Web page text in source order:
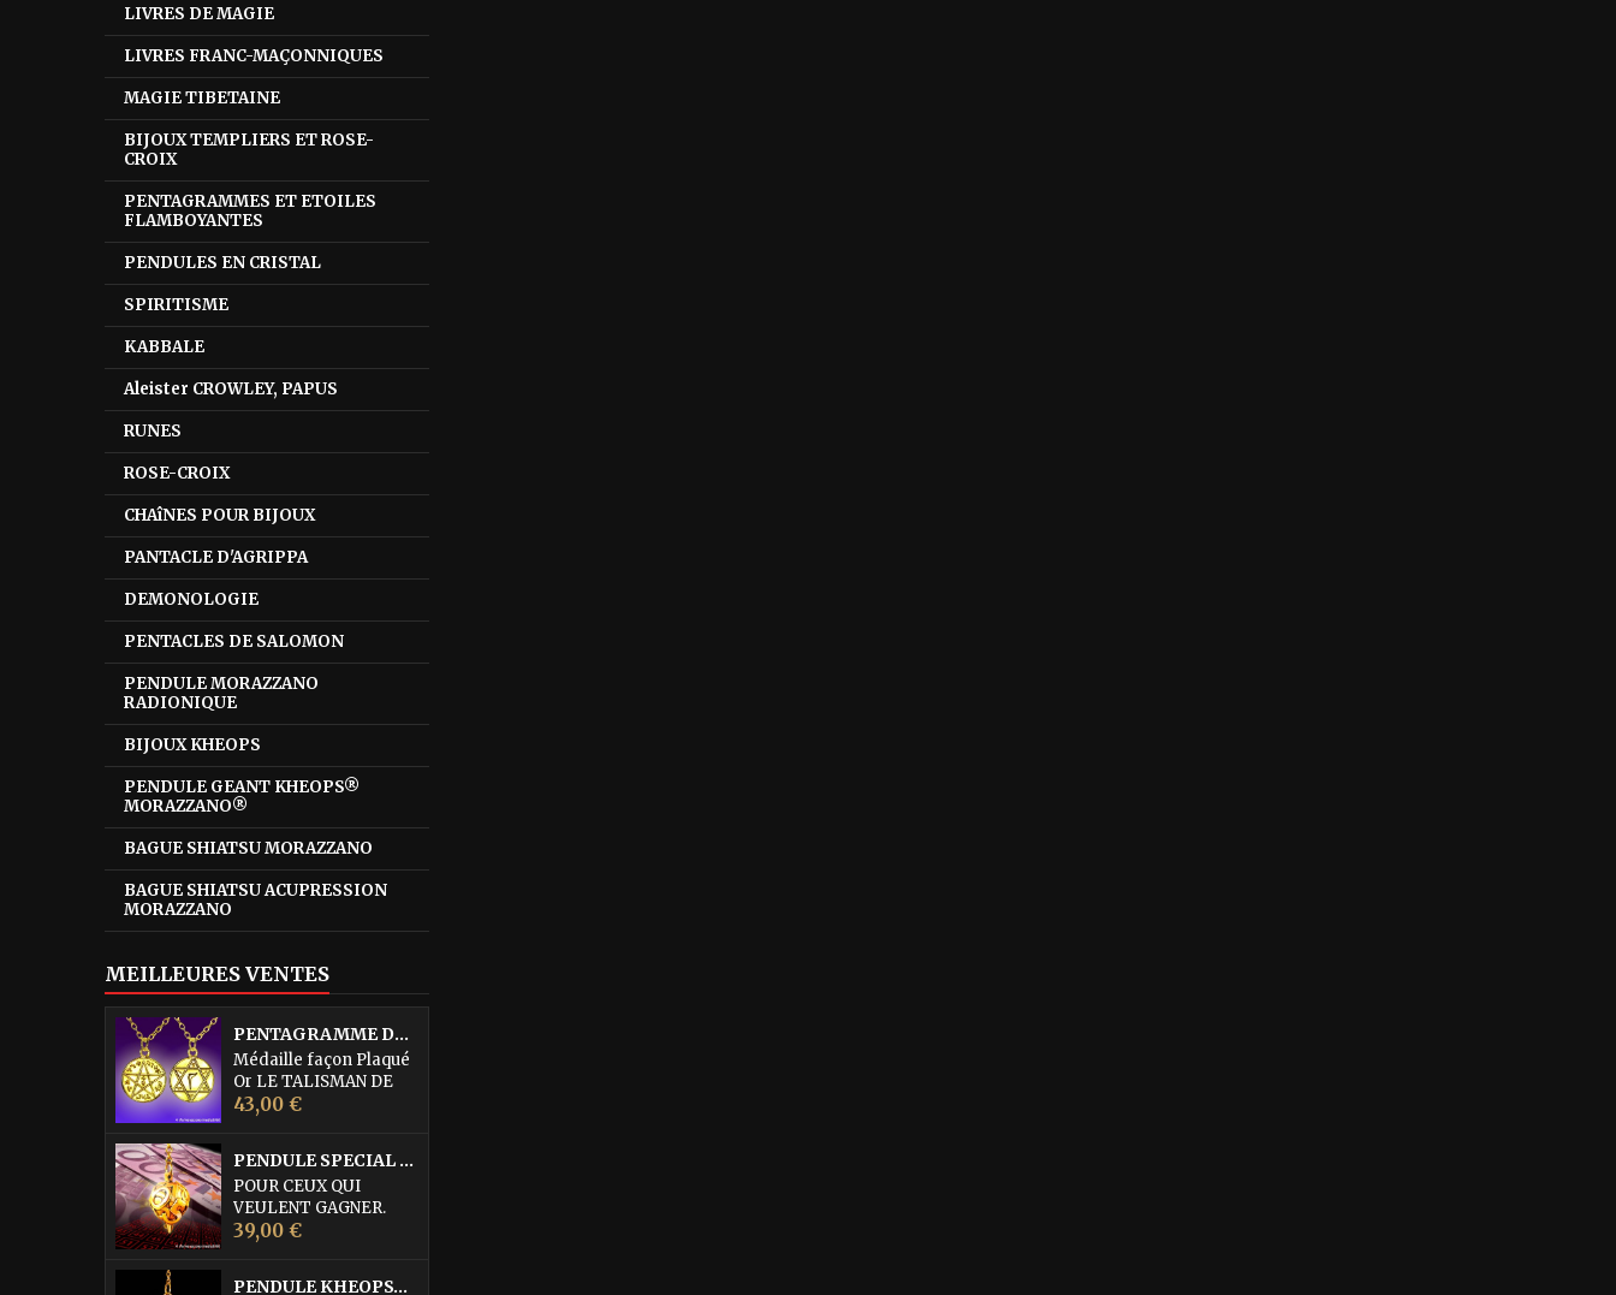
LIVRES DE MAGIE
LIVRES FRANC-MAÇONNIQUES
MAGIE TIBETAINE
BIJOUX TEMPLIERS ET ROSE-
CROIX
PENTAGRAMMES ET ETOILES
FLAMBOYANTES
PENDULES EN CRISTAL
SPIRITISME
KABBALE
Aleister CROWLEY, PAPUS
RUNES
ROSE-CROIX
CHAîNES POUR BIJOUX
PANTACLE D'AGRIPPA
DEMONOLOGIE
PENTACLES DE SALOMON
PENDULE MORAZZANO
RADIONIQUE
BIJOUX KHEOPS
PENDULE GEANT KHEOPS®
MORAZZANO®
BAGUE SHIATSU MORAZZANO
BAGUE SHIATSU ACUPRESSION
MORAZZANO
MEILLEURES VENTES
PENTAGRAMME DE L'ABBE JULIO
Médaille façon Plaqué
Or LE TALISMAN DE
PROTECTION
serait la quintessence
des médailles de
Protection. Elle est
d'une efficacité
combattre les forces
Prix
43,00 €
PENDULE SPECIAL LOTO • DORURE OR FIN
POUR CEUX QUI
VEULENT GAGNER.
Pendule égrégorique
Prix
39,00 €
PENDULE KHEOPS® PHARAON MORAZZANO® DORÉ